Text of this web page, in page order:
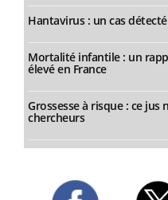
Hantavirus : un cas
Mortalité infantile : un
élevé en France
Grossesse à risque : ce
chercheurs